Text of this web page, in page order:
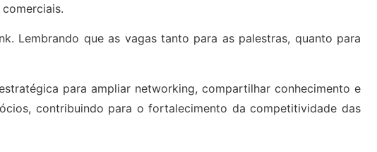
Lembrando que as vagas tanto para as palestras, quanto para
para ampliar networking, compartilhar conhecimento e
contribuindo para o fortalecimento da competitividade das